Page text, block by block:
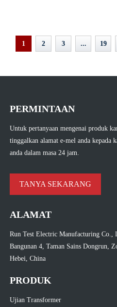
1 2 3 ... 19
PERMINTAAN
Untuk pertanyaan mengenai produk
tinggalkan alamat e-mel anda kepada
anda dalam masa 24 jam.
TANYA SEKARANG
ALAMAT
Run Test Electric Manufacturing Co.,
Bangunan 4, Taman Sains Dongrun,
Hebei, China
PRODUK
Ujian Transformer